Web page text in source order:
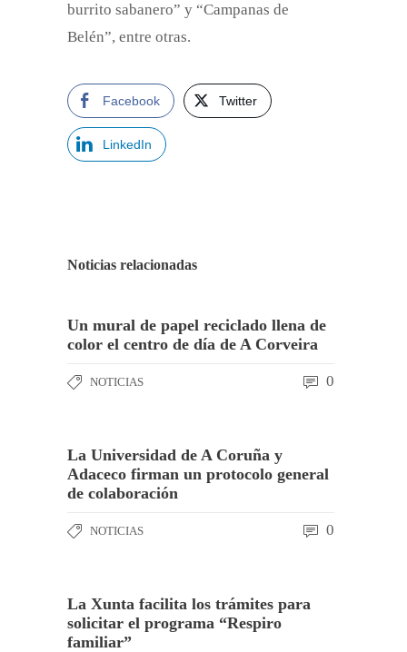
burrito sabanero” y “Campanas de
Belén”, entre otras.
Facebook Twitter
LinkedIn
Noticias relacionadas
Un mural de papel reciclado llena de
color el centro de día de A Corveira
NOTICIAS 0
La Universidad de A Coruña y
Adaceco firman un protocolo general
de colaboración
NOTICIAS 0
La Xunta facilita los trámites para
solicitar el programa “Respiro
familiar”